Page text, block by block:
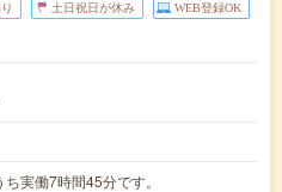
土日祝日が休み WEB登録OK
実働7時間45分です。